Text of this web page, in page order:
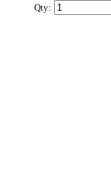
Qty: